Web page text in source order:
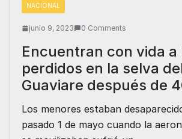
NACIONAL
junio 9, 2023 0 Comments
Encuentran con vida a
perdidos en la selva
Guaviare después de
Los menores estaban
pasado 1 de mayo cuando la